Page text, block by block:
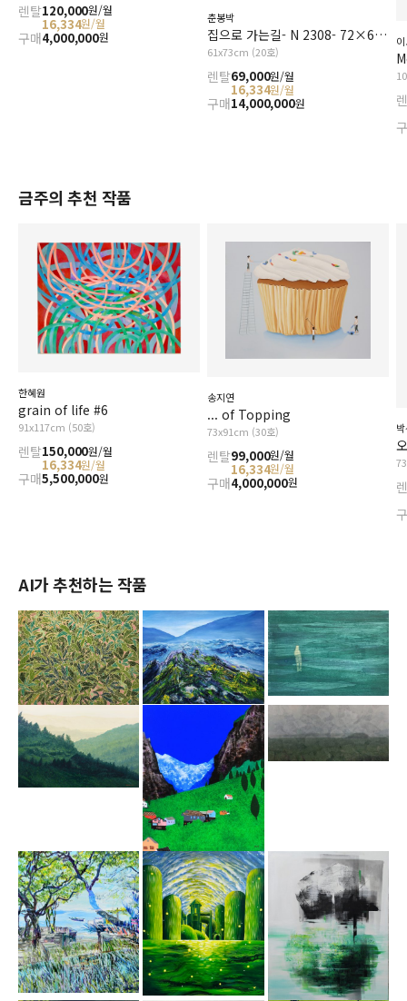
렌탈120,000원/월
16,334원/월
구매4,000,000원
춘봉박
집으로 가는길- N 2308- 72×60㎝, acrylic colour, drawing by edge of knife on painted canvas, 2023
61x73cm (20호)
렌탈69,000원/월
16,334원/월
구매14,000,000원
금주의 추천 작품
한혜원
grain of life #6
91x117cm (50호)
렌탈150,000원/월
16,334원/월
구매5,500,000원
송지연
... of Topping
73x91cm (30호)
렌탈99,000원/월
16,334원/월
구매4,000,000원
AI가 추천하는 작품